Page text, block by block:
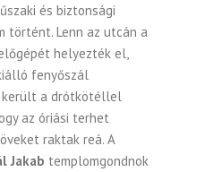
és biztonsági
történt. Lenn az utcán a
helyezték el,
fenyőszál
került a drótkötéllel
az óriási terhet
raktak reá. A
Jakab templomgondnok